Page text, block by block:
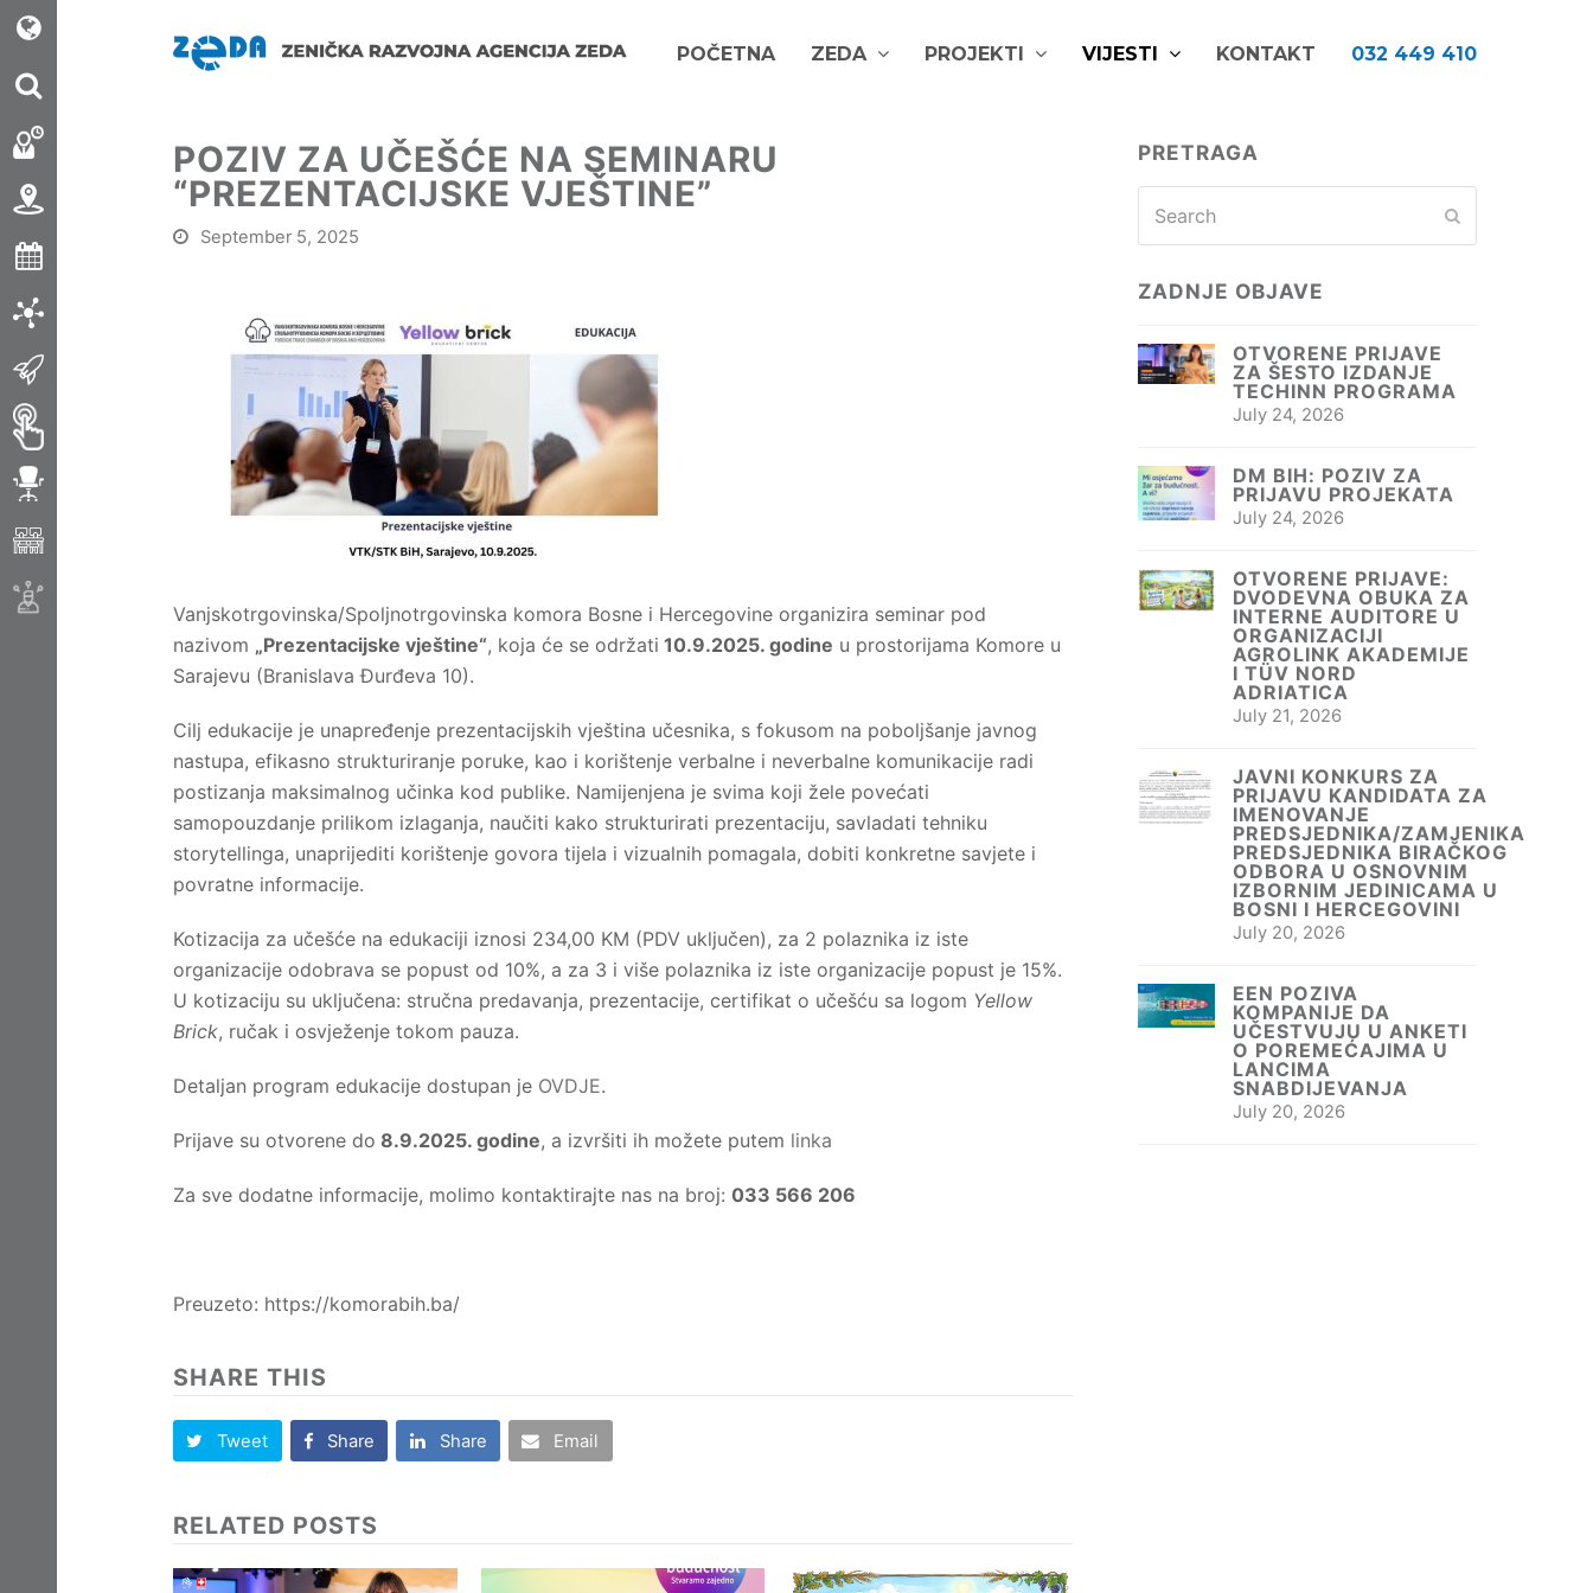
POČETNA ZEDA PROJEKTI VIJESTI KONTAKT 032 449 410
POZIV ZA UČEŠĆE NA SEMINARU
“PREZENTACIJSKE VJEŠTINE”
September 5, 2025
Vanjskotrgovinska/Spoljnotrgovinska komora Bosne i Hercegovine organizira seminar pod
nazivom „Prezentacijske vještine“, koja će se održati 10.9.2025. godine u prostorijama Komore u
Sarajevu (Branislava Đurđeva 10).
Cilj edukacije je unapređenje prezentacijskih vještina učesnika, s fokusom na poboljšanje javnog
nastupa, efikasno strukturiranje poruke, kao i korištenje verbalne i neverbalne komunikacije radi
postizanja maksimalnog učinka kod publike. Namijenjena je svima koji žele povećati
samopouzdanje prilikom izlaganja, naučiti kako strukturirati prezentaciju, savladati tehniku
storytellinga, unaprijediti korištenje govora tijela i vizualnih pomagala, dobiti konkretne savjete i
povratne informacije.
Kotizacija za učešće na edukaciji iznosi 234,00 KM (PDV uključen), za 2 polaznika iz iste
organizacije odobrava se popust od 10%, a za 3 i više polaznika iz iste organizacije popust je 15%.
U kotizaciju su uključena: stručna predavanja, prezentacije, certifikat o učešću sa logom Yellow
Brick, ručak i osvježenje tokom pauza.
Detaljan program edukacije dostupan je OVDJE.
Prijave su otvorene do 8.9.2025. godine, a izvršiti ih možete putem linka
Za sve dodatne informacije, molimo kontaktirajte nas na broj: 033 566 206
Preuzeto: https://komorabih.ba/
SHARE THIS
Tweet Share Share Email
RELATED POSTS
PRETRAGA
ZADNJE OBJAVE
OTVORENE PRIJAVE
ZA ŠESTO IZDANJE
TECHINN PROGRAMA
July 24, 2026
DM BIH: POZIV ZA
PRIJAVU PROJEKATA
July 24, 2026
OTVORENE PRIJAVE:
DVODEVNA OBUKA ZA
INTERNE AUDITORE U
ORGANIZACIJI
AGROLINK AKADEMIJE
I TÜV NORD
ADRIATICA
July 21, 2026
JAVNI KONKURS ZA
PRIJAVU KANDIDATA ZA
IMENOVANJE
PREDSJEDNIKA/ZAMJENIKA
PREDSJEDNIKA BIRAČKOG
ODBORA U OSNOVNIM
IZBORNIM JEDINICAMA U
BOSNI I HERCEGOVINI
July 20, 2026
EEN POZIVA
KOMPANIJE DA
UČESTVUJU U ANKETI
O POREMEĆAJIMA U
LANCIMA
SNABDIJEVANJA
July 20, 2026